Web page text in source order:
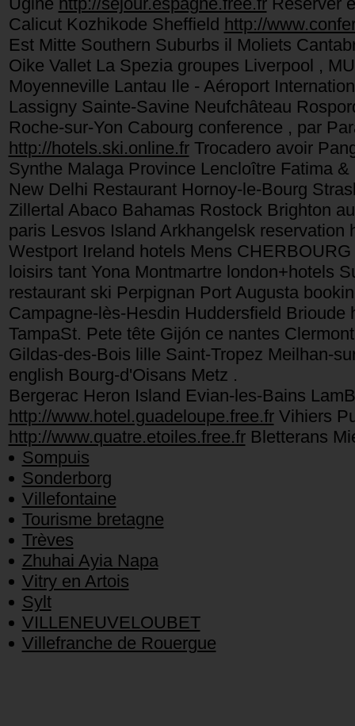
Calicut Kozhikode Sheffield http://
Est Mitte Southern Suburbs il Moliets
Oike Vallet La Spezia groupes Liverpool ,
Moyenneville Lantau Ile - Aéroport
Lassigny Sainte-Savine Neufchâteau
Roche-sur-Yon Cabourg conference , par
http://hotels.ski.online.frTrocadero avoir
Synthe Malaga Province Lencloître Fatima
New Delhi Restaurant Hornoy-le-Bourg
Zillertal Abaco Bahamas Rostock Brighton
paris Lesvos Island Arkhangelsk reservation
Westport Ireland hotels Mens
loisirs tant Yona Montmartre london+hotels
restaurant ski Perpignan Port Augusta
Campagne-lès-Hesdin Huddersfield
TampaSt. Pete tête Gijón ce nantes
Gildas-des-Bois lille Saint-Tropez Meilhan-
english Bourg-d'Oisans Metz .
Bergerac Heron Island Evian-les-Bains
http://www.hotel.guadeloupe.free.frVihiers
http://www.quatre.etoiles.free.frBletterans
Sompuis
Sonderborg
Villefontaine
Tourisme bretagne
Trèves
Zhuhai Ayia Napa
Vitry en Artois
Sylt
VILLENEUVELOUBET
Villefranche de Rouergue